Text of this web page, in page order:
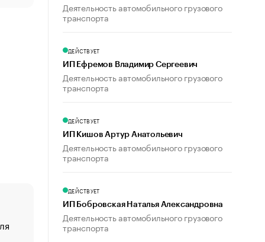
«От спорта тело стареет иначе». Как живет глава
создавшей GTA
Деятельность автомобильного грузового
транспорта
ДЕЙСТВУЕТ
ИП Ефремов Владимир Сергеевич
Деятельность автомобильного грузового
транспорта
ДЕЙСТВУЕТ
ИП Кишов Артур Анатольевич
Деятельность автомобильного грузового
транспорта
ДЕЙСТВУЕТ
ИП Бобровская Наталья Александровна
Деятельность автомобильного грузового
транспорта